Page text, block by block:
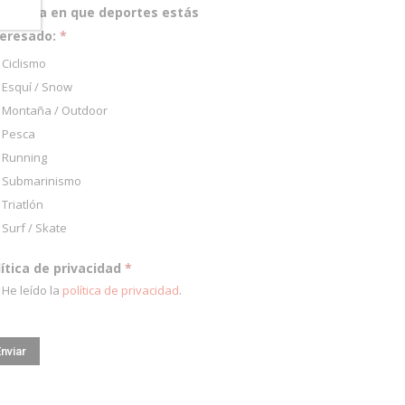
en que deportes estás
*
Ciclismo
Esquí / Snow
Montaña / Outdoor
Pesca
Running
Submarinismo
Triatlón
Surf / Skate
de privacidad *
He leído la política de privacidad.